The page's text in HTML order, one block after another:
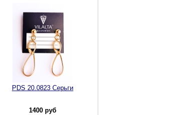
PDS 20.0823 Cерьги
1400руб